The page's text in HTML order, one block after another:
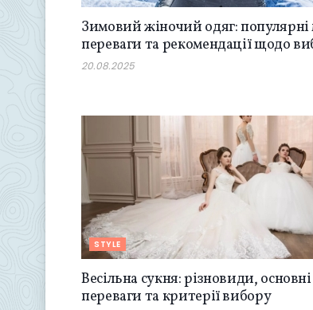
Зимовий жіночий одяг: популярні
переваги та рекомендації щодо
20.08.2025
STYLE
Весільна сукня: різновиди, основні
переваги та критерії вибору